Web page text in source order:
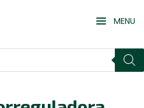
MENU